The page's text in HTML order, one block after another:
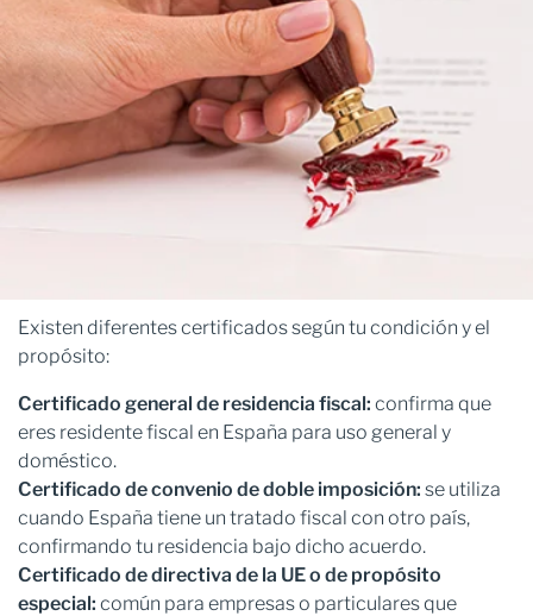
Existen diferentes certificados según tu condición y el
propósito:
Certificado general de residencia fiscal: confirma que
eres residente fiscal en España para uso general y
doméstico.
Certificado de convenio de doble imposición: se utiliza
cuando España tiene un tratado fiscal con otro país,
confirmando tu residencia bajo dicho acuerdo.
Certificado de directiva de la UE o de propósito
especial: común para empresas o particulares que